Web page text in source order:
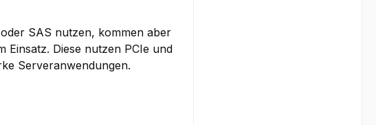
SAS nutzen, kommen aber
Diese nutzen PCIe und
Serveranwendungen.